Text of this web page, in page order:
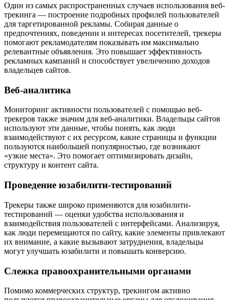
Один из самых распространенных случаев использования веб-
трекинга — построение подробных профилей пользователей
для таргетированной рекламы. Собирая данные о
предпочтениях, поведении и интересах посетителей, трекеры
помогают рекламодателям показывать им максимально
релевантные объявления. Это повышает эффективность
рекламных кампаний и способствует увеличению доходов
владельцев сайтов.
Веб-аналитика
Мониторинг активности пользователей с помощью веб-
трекеров также значим для веб-аналитики. Владельцы сайтов
используют эти данные, чтобы понять, как люди
взаимодействуют с их ресурсом, какие страницы и функции
пользуются наибольшей популярностью, где возникают
«узкие места». Это помогает оптимизировать дизайн,
структуру и контент сайта.
Проведение юзабилити-тестирований
Трекеры также широко применяются для юзабилити-
тестирований — оценки удобства использования и
взаимодействия пользователей с интерфейсами. Анализируя,
как люди перемещаются по сайту, какие элементы привлекают
их внимание, а какие вызывают затруднения, владельцы
могут улучшать юзабилити и повышать конверсию.
Слежка правоохранительными органами
Помимо коммерческих структур, трекингом активно